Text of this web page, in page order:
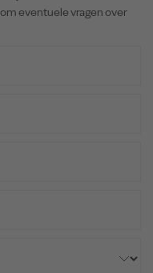
eventuele vragen over